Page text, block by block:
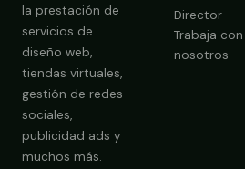
la prestación de
servicios de
diseño web,
tiendas virtuales,
gestión de redes
sociales,
publicidad ads y
muchos más.
Director
Trabaja con
nosotros